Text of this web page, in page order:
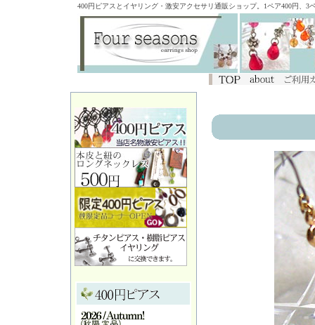
400円ピアスとイヤリング・激安アクセサリ通販ショップ。1ペア400円、